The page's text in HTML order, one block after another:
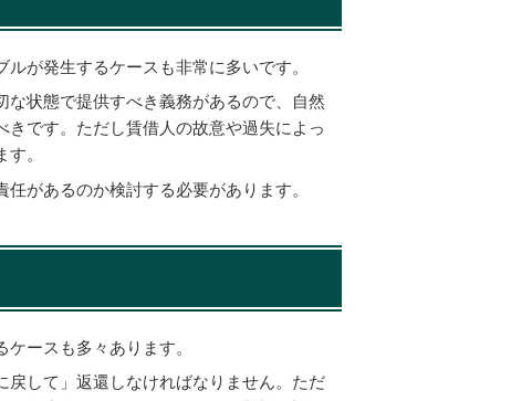
が発生するケースも非常に多いです。
状態で提供すべき義務があるので、自然
です。ただし賃借人の故意や過失によっ
。
があるのか検討する必要があります。
ースも多々あります。
して」返還しなければなりません。ただ